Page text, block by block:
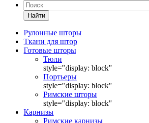
Найти
Рулонные шторы
Ткани для штор
Готовые шторы
Тюли
style="display: block"
Портьеры
style="display: block"
Римские шторы
style="display: block"
Карнизы
Римские карнизы